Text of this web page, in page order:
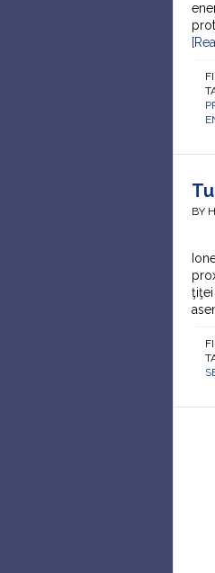
BY
ţiţei